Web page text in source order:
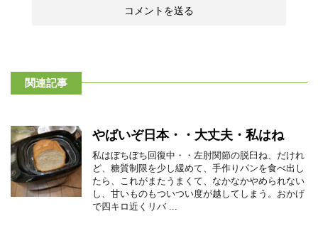
関連記事
やばいぞ日本・・大丈夫・私はね
私はぼちぼち回復中・・左肘関節の脱臼ね、だけれ
ど、糖質制限を少し緩めて、手作りパンを食べ出し
たら、これがまたうまくて、なかなかやめられない
し、甘いものもついつい度が越してしまう。おかげ
で四キロ近くリバ ...